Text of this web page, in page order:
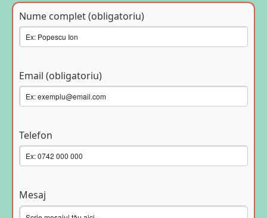
Nume complet (obligatoriu)
Email (obligatoriu)
Telefon
Mesaj